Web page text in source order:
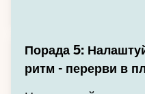
Порада 5:
ритм - перерви в